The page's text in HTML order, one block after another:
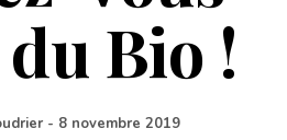
Bio !
- 8 novembre 2019